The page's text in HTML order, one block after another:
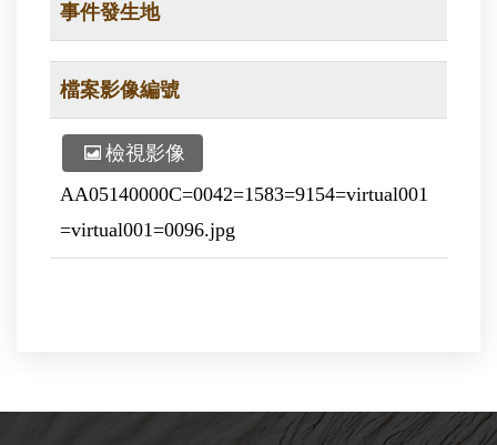
事件發生地
檔案影像編號
檢視影像
AA05140000C=0042=1583=9154=virtual001
=virtual001=0096.jpg